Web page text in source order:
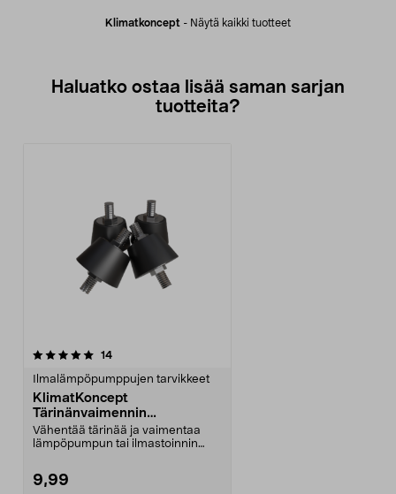
Klimatkoncept - Näytä kaikki tuotteet
Haluatko ostaa lisää saman sarjan
tuotteita?
14arvostelut
Ilmalämpöpumppujen tarvikkeet
KlimatKoncept
Tärinänvaimennin
ilmalämpöpumppuun, 4 kpl
Vähentää tärinää ja vaimentaa
lämpöpumpun tai ilmastoinnin
9,99